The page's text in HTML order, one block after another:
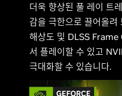
더욱 향상된 풀 레이 트
감을 극한으로 끌어올
해상도 및 DLSS
서 플레이할 수 있고
극대화할 수 있습니다.